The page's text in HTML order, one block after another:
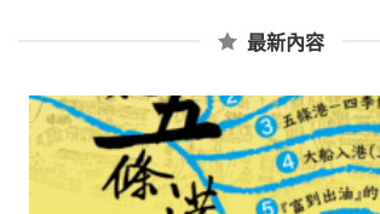
最新內容